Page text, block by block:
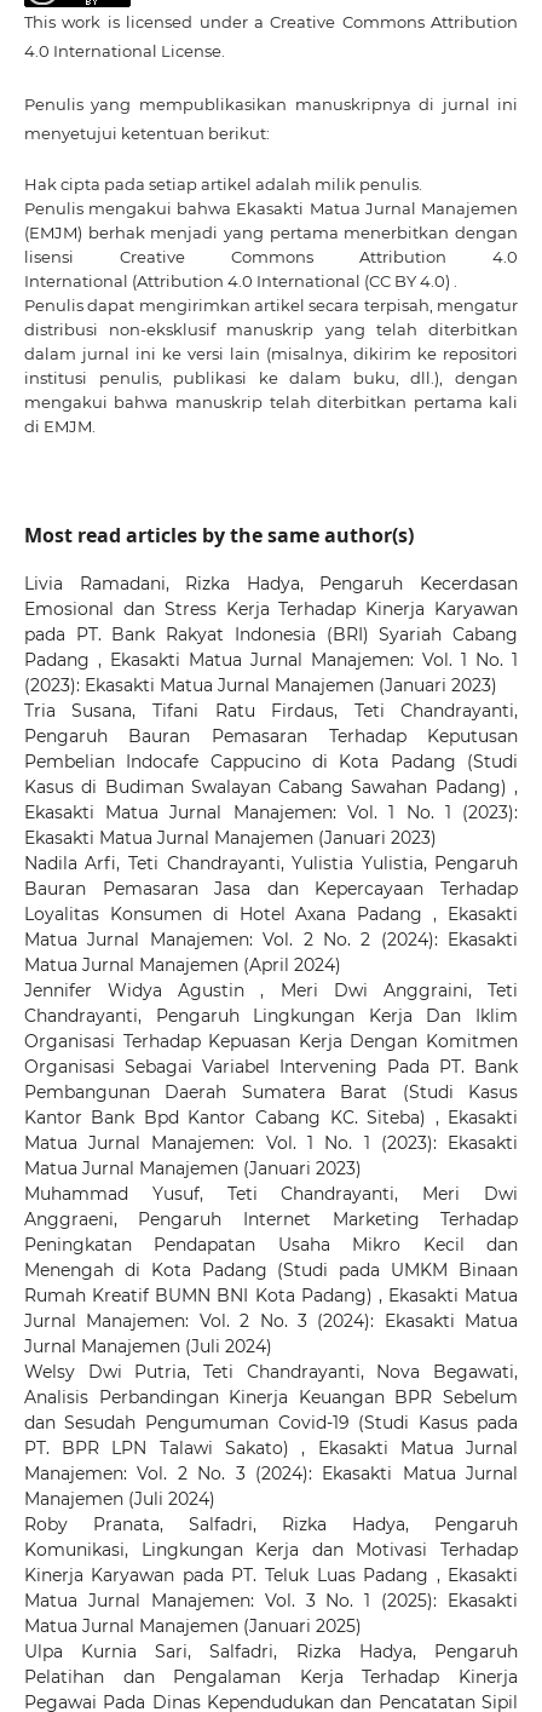
This work is licensed under aCreative Commons Attribution
4.0 International License.
Penulis yang mempublikasikan manuskripnya di jurnal ini
menyetujui ketentuan berikut:
Hak cipta pada setiap artikel adalah milik penulis.
Penulis mengakui bahwa Ekasakti Matua Jurnal Manajemen
(EMJM) berhak menjadi yang pertama menerbitkan dengan
lisensi Creative Commons Attribution 4.0
International (Attribution 4.0 International (CC BY 4.0) .
Penulis dapat mengirimkan artikel secara terpisah, mengatur
distribusi non-eksklusif manuskrip yang telah diterbitkan
dalam jurnal ini ke versi lain (misalnya, dikirim ke repositori
institusi penulis, publikasi ke dalam buku, dll.), dengan
mengakui bahwa manuskrip telah diterbitkan pertama kali
di EMJM.
Most read articles by the same author(s)
Livia Ramadani, Rizka Hadya, Pengaruh Kecerdasan
Emosional dan Stress Kerja Terhadap Kinerja Karyawan
pada PT. Bank Rakyat Indonesia (BRI) Syariah Cabang
Padang , Ekasakti Matua Jurnal Manajemen: Vol. 1 No. 1
(2023): Ekasakti Matua Jurnal Manajemen (Januari 2023)
Tria Susana, Tifani Ratu Firdaus, Teti Chandrayanti,
Pengaruh Bauran Pemasaran Terhadap Keputusan
Pembelian Indocafe Cappucino di Kota Padang (Studi
Kasus di Budiman Swalayan Cabang Sawahan Padang),
Ekasakti Matua Jurnal Manajemen: Vol. 1 No. 1 (2023):
Ekasakti Matua Jurnal Manajemen (Januari 2023)
Nadila Arfi, Teti Chandrayanti, Yulistia Yulistia, Pengaruh
Bauran Pemasaran Jasa dan Kepercayaan Terhadap
Loyalitas Konsumen di Hotel Axana Padang, Ekasakti
Matua Jurnal Manajemen: Vol. 2 No. 2 (2024): Ekasakti
Matua Jurnal Manajemen (April 2024)
Jennifer Widya Agustin , Meri Dwi Anggraini, Teti
Chandrayanti, Pengaruh Lingkungan Kerja Dan Iklim
Organisasi Terhadap Kepuasan Kerja Dengan Komitmen
Organisasi Sebagai Variabel Intervening Pada PT. Bank
Pembangunan Daerah Sumatera Barat (Studi Kasus
Kantor Bank Bpd Kantor Cabang KC. Siteba) , Ekasakti
Matua Jurnal Manajemen: Vol. 1 No. 1 (2023): Ekasakti
Matua Jurnal Manajemen (Januari 2023)
Muhammad Yusuf, Teti Chandrayanti, Meri Dwi
Anggraeni, Pengaruh Internet Marketing Terhadap
Peningkatan Pendapatan Usaha Mikro Kecil dan
Menengah di Kota Padang (Studi pada UMKM Binaan
Rumah Kreatif BUMN BNI Kota Padang) , Ekasakti Matua
Jurnal Manajemen: Vol. 2 No. 3 (2024): Ekasakti Matua
Jurnal Manajemen (Juli 2024)
Welsy Dwi Putria, Teti Chandrayanti, Nova Begawati,
Analisis Perbandingan Kinerja Keuangan BPR Sebelum
dan Sesudah Pengumuman Covid-19 (Studi Kasus pada
PT. BPR LPN Talawi Sakato), Ekasakti Matua Jurnal
Manajemen: Vol. 2 No. 3 (2024): Ekasakti Matua Jurnal
Manajemen (Juli 2024)
Roby Pranata, Salfadri, Rizka Hadya, Pengaruh
Komunikasi, Lingkungan Kerja dan Motivasi Terhadap
Kinerja Karyawan pada PT. Teluk Luas Padang , Ekasakti
Matua Jurnal Manajemen: Vol. 3 No. 1 (2025): Ekasakti
Matua Jurnal Manajemen (Januari 2025)
Ulpa Kurnia Sari, Salfadri, Rizka Hadya, Pengaruh
Pelatihan dan Pengalaman Kerja Terhadap Kinerja
Pegawai Pada Dinas Kependudukan dan Pencatatan Sipil